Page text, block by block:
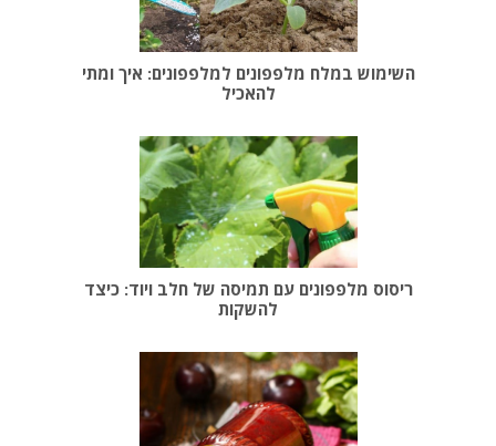
השימוש במלח מלפפונים למלפפונים: איך ומתי
להאכיל
ריסוס מלפפונים עם תמיסה של חלב ויוד: כיצד
להשקות